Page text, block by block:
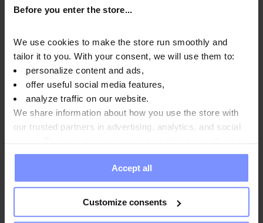
Before you enter the store...
We use cookies to make the store run smoothly and
tailor it to you. With your consent, we will use them to:
personalize content and ads,
offer useful social media features,
analyze traffic on our website.
We share information about how you use the store with
our trusted partners in advertising, analytics, and social
information you have provided to them or that they have
collected when you use their services. Do you agree?
Accept all
Customize consents
OstroVit Marines Kollagen Pulver - Mikrobiologische
analyse 02.03.2026
OstroVit Marines Kollagen Pulver - Bestimmung des
schwermetallgehalts 27.02.2026
Anwendungsweise